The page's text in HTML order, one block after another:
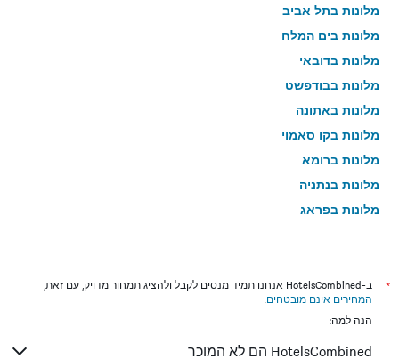
מלונות בתל אביב
מלונות בים המלח
מלונות בדובאי
מלונות בבודפשט
מלונות באתונה
מלונות בקו סאמוי
מלונות ברומא
מלונות בנתניה
מלונות בפראג
מלונות בניו יורק
מלונות בבנגקוק
*
ב-HotelsCombined אנחנו תמיד מנסים לקבל ולהציג תמחור מדויק, עם זאת,
המחירים אינם מובטחים.
הנה למה:
HotelsCombined הם לא המוכר